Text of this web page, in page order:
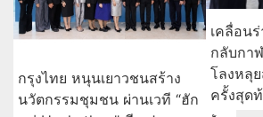
กรุงไทย หนุนเยาวชนสร้าง
นวัตกรรมชุมชน ผ่านเวที “ฮัก
เคลื่อน
กลับกา
โลงหลุ
ครั้งสุด